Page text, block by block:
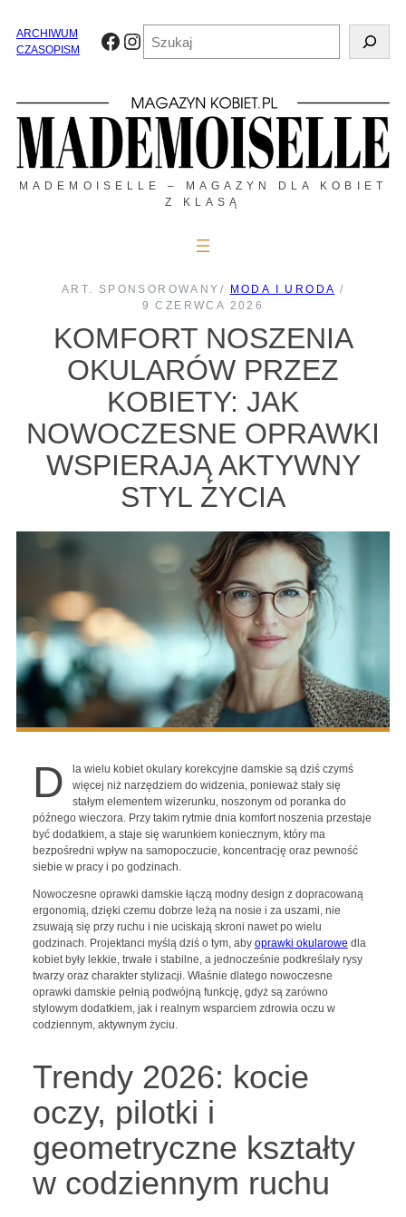
treściARCHIWUM
CZASOPISM
Facebook
Instagram
MADEMOISELLE – MAGAZYN DLA KOBIET
Z KLASĄ
ART. SPONSOROWANY / MODA I URODA /
9 CZERWCA 2026
KOMFORT NOSZENIA
OKULARÓW PRZEZ
KOBIETY: JAK
NOWOCZESNE OPRAWKI
WSPIERAJĄ AKTYWNY
STYL ŻYCIA
D
la wielu kobiet okulary korekcyjne damskie są dziś czymś
więcej niż narzędziem do widzenia, ponieważ stały się
stałym elementem wizerunku, noszonym od poranka do
późnego wieczora. Przy takim rytmie dnia komfort noszenia przestaje
być dodatkiem, a staje się warunkiem koniecznym, który ma
bezpośredni wpływ na samopoczucie, koncentrację oraz pewność
siebie w pracy i po godzinach.
Nowoczesne oprawki damskie łączą modny design z dopracowaną
ergonomią, dzięki czemu dobrze leżą na nosie i za uszami, nie
zsuwają się przy ruchu i nie uciskają skroni nawet po wielu
godzinach. Projektanci myślą dziś o tym, aby oprawki okularowe dla
kobiet były lekkie, trwałe i stabilne, a jednocześnie podkreślały rysy
twarzy oraz charakter stylizacji. Właśnie dlatego nowoczesne
oprawki damskie pełnią podwójną funkcję, gdyż są zarówno
stylowym dodatkiem, jak i realnym wsparciem zdrowia oczu w
codziennym, aktywnym życiu.
Trendy 2026: kocie
oczy, pilotki i
geometryczne kształty
w codziennym ruchu